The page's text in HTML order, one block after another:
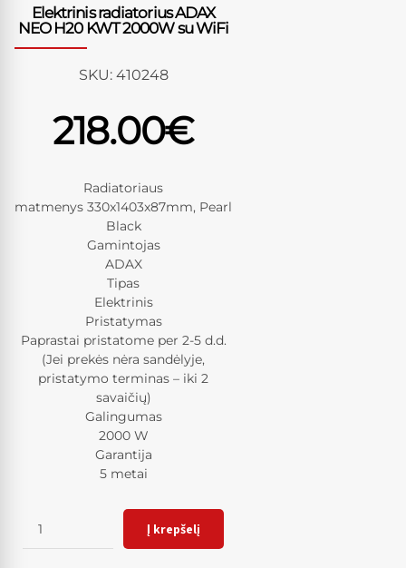
Elektrinis radiatorius ADAX
NEO H20 KWT 2000W su WiFi
SKU: 410248
218.00€
Radiatoriaus
matmenys 330x1403x87mm, Pearl
Black
Gamintojas
ADAX
Tipas
Elektrinis
Pristatymas
Paprastai pristatome per 2-5 d.d.
(Jei prekės nėra sandėlyje,
pristatymo terminas – iki 2
savaičių)
Galingumas
2000 W
Garantija
5 metai
Į krepšelį